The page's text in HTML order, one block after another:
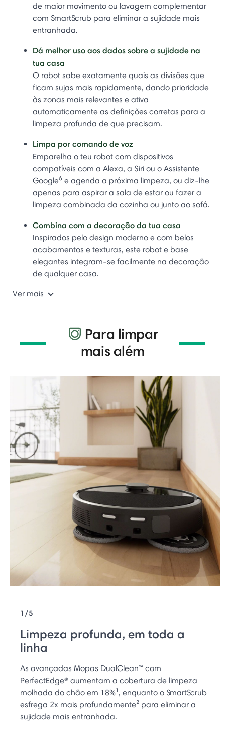
de maior movimento ou lavagem complementar
com SmartScrub para eliminar a sujidade mais
entranhada.
Dá melhor uso aos dados sobre a sujidade na
tua casa
O robot sabe exatamente quais as divisões que
ficam sujas mais rapidamente, dando prioridade
às zonas mais relevantes e ativa
automaticamente as definições corretas para a
limpeza profunda de que precisam.
Limpa por comando de voz
Emparelha o teu robot com dispositivos
compatíveis com a Alexa, a Siri ou o Assistente
Google6 e agenda a próxima limpeza, ou diz-lhe
apenas para aspirar a sala de estar ou fazer a
limpeza combinada da cozinha ou junto ao sofá.
Combina com a decoração da tua casa
Inspirados pelo design moderno e com belos
acabamentos e texturas, este robot e base
elegantes integram-se facilmente na decoração
de qualquer casa.
Ver mais
Para limpar
mais além
1/5
Limpeza profunda, em toda a
linha
As avançadas Mopas DualClean™ com
PerfectEdge® aumentam a cobertura de limpeza
molhada do chão em 18%¹, enquanto o SmartScrub
esfrega 2x mais profundamente² para eliminar a
sujidade mais entranhada.